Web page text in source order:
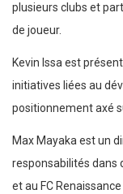
plusieurs clubs et
de joueur.
Kevin Issa est
initiatives liées au
positionnement axé
Max Mayaka est un
responsabilités dans
et au FC